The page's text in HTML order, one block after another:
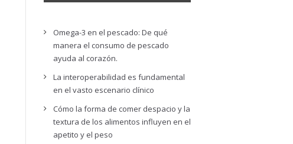
Omega-3 en el pescado: De qué
manera el consumo de pescado
ayuda al corazón.
La interoperabilidad es fundamental
en el vasto escenario clínico
Cómo la forma de comer despacio y la
textura de los alimentos influyen en el
apetito y el peso